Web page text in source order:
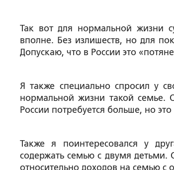
Так вот для нормальной жизни
вполне. Без излишеств, но для
Допускаю, что в России это
Я также специально спросил у
нормальной жизни такой семье.
России потребуется больше, но
Также я поинтересовался у
содержать семью с двумя
относительно доходов на семью